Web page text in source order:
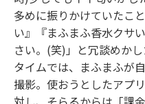
多めに振りかけていたこ
い』『まふまふ香水クサ
さい。(笑)」と冗談めか
タイムでは、まふまふが
撮影。使おうとしたアプ